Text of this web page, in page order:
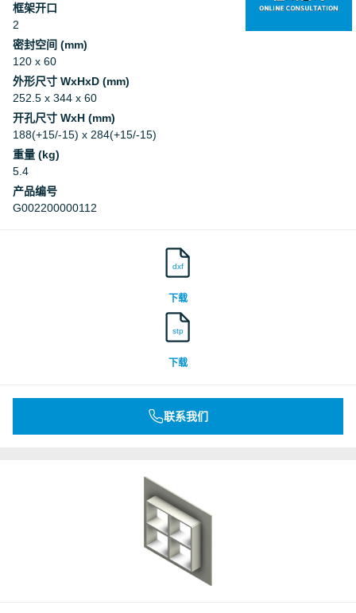
框架开口
2
密封空间 (mm)
120 x 60
外形尺寸 WxHxD (mm)
252.5 x 344 x 60
开孔尺寸 WxH (mm)
188(+15/-15) x 284(+15/-15)
重量 (kg)
5.4
产品编号
G002200000112
dxf
下载
stp
下载
联系我们